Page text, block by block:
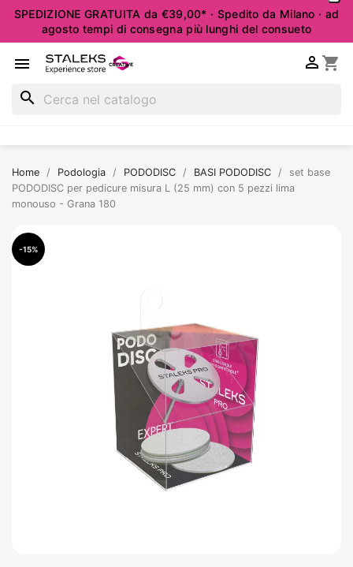
SPEDIZIONE GRATUITA da €39,00* · Spedito da Milano · ad
agosto tempi di consegna più lunghi del consueto
 shopping_cart

search
Home Podologia PODODISC BASI PODODISC
set base
PODODISC per pedicure misura L (25 mm) con 5 pezzi lima
monouso - Grana 180
-15%